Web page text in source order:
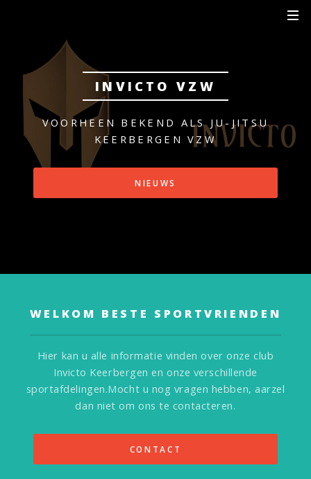
INVICTO VZW
VOORHEEN BEKEND ALS JU-JITSU
KEERBERGEN VZW
NIEUWS
WELKOM BESTE SPORTVRIENDEN
Hier kan u alle informatie vinden over onze club
Invicto Keerbergen en onze verschillende
sportafdelingen.Mocht u nog vragen hebben, aarzel
dan niet om ons te contacteren.
CONTACT